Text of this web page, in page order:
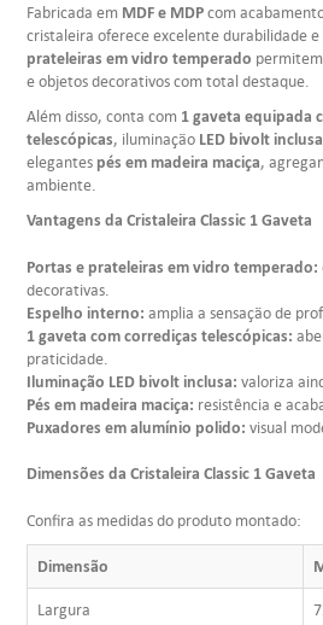
Fabricada em MDF e MDPcom
cristaleira oferece excelente durabilidade e
prateleiras em vidro temperado
e objetos decorativos com total destaque.
Além disso, conta com 1 gaveta equipada
telescópicas, iluminação LED bivolt inclusa
elegantes pés em madeira maciça,
ambiente.
Vantagens da Cristaleira Classic 1 Gaveta
Portas e prateleiras em vidro temperado:
decorativas.
Espelho interno: amplia a sensação de
1 gaveta com corrediças telescópicas:
praticidade.
Iluminação LED bivolt inclusa: valoriza
Pés em madeira maciça: resistência e
Puxadores em alumínio polido: visual
Dimensões da Cristaleira Classic 1 Gaveta
Confira as medidas do produto montado:
Dimensão
Largura